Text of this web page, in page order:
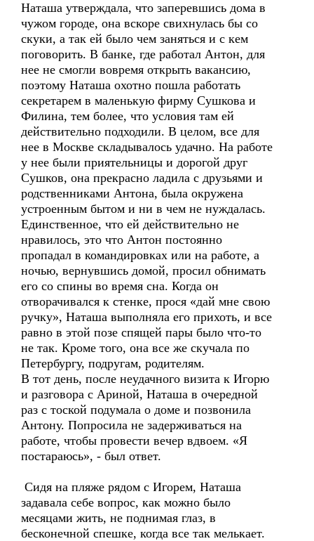
Наташа утверждала, что заперевшись дома в
чужом городе, она вскоре свихнулась бы со
скуки, а так ей было чем заняться и с кем
поговорить. В банке, где работал Антон, для
нее не смогли вовремя открыть вакансию,
поэтому Наташа охотно пошла работать
секретарем в маленькую фирму Сушкова и
Филина, тем более, что условия там ей
действительно подходили. В целом, все для
нее в Москве складывалось удачно. На работе
у нее были приятельницы и дорогой друг
Сушков, она прекрасно ладила с друзьями и
родственниками Антона, была окружена
устроенным бытом и ни в чем не нуждалась.
Единственное, что ей действительно не
нравилось, это что Антон постоянно
пропадал в командировках или на работе, а
ночью, вернувшись домой, просил обнимать
его со спины во время сна. Когда он
отворачивался к стенке, прося «дай мне свою
ручку», Наташа выполняла его прихоть, и все
равно в этой позе спящей пары было что-то
не так. Кроме того, она все же скучала по
Петербургу, подругам, родителям.
В тот день, после неудачного визита к Игорю
и разговора с Ариной, Наташа в очередной
раз с тоской подумала о доме и позвонила
Антону. Попросила не задерживаться на
работе, чтобы провести вечер вдвоем. «Я
постараюсь», - был ответ.
Сидя на пляже рядом с Игорем, Наташа
задавала себе вопрос, как можно было
месяцами жить, не поднимая глаз, в
бесконечной спешке, когда все так мелькает.